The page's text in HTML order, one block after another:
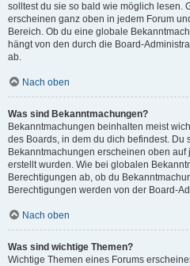
solltest du sie so bald wie möglich lesen.
erscheinen ganz oben in jedem Forum
Bereich. Ob du eine globale
hängt von den durch die Board-
ab.
Nach oben
Was sind Bekanntmachungen?
Bekanntmachungen beinhalten meist
des Boards, in dem du dich befindest. Du
Bekanntmachungen erscheinen oben
erstellt wurden. Wie bei globalen
Berechtigungen ab, ob du
Berechtigungen werden von der Board-
Nach oben
Was sind wichtige Themen?
Wichtige Themen eines Forums